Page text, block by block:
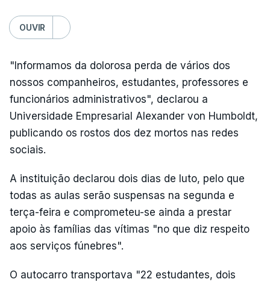
OUVIR
"Informamos da dolorosa perda de vários dos
nossos companheiros, estudantes, professores e
funcionários administrativos", declarou a
Universidade Empresarial Alexander von Humboldt,
publicando os rostos dos dez mortos nas redes
sociais.
A instituição declarou dois dias de luto, pelo que
todas as aulas serão suspensas na segunda e
terça-feira e comprometeu-se ainda a prestar
apoio às famílias das vítimas "no que diz respeito
aos serviços fúnebres".
O autocarro transportava "22 estudantes, dois